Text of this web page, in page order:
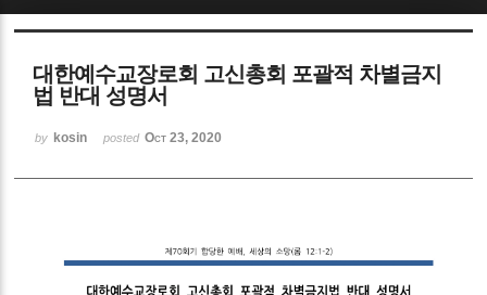
대한예수교장로회 고신총회 포괄적 차별금지
법 반대 성명서
by kosin posted Oct 23, 2020
Sketchbook5, 스케치북5
Sketchbook5, 스케치북5